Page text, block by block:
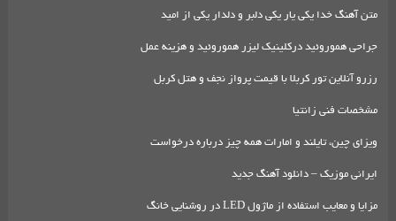
متن آهنگ خدا یکی یار یکی دلبر و دلدار یکی از امید
جراحی هموروئید درکلینیک لیزر هموروئید و هزینه عمل
رزرو آنلاین تور کربلا با قیمت پرواز نجف و هتل کربل
مشخصات فنی زانتیا
ویزای چین، تایلند و امارات همه چیز درباره درخواست
ایرانی موزیک – دانلود آهنگ جدید
مزایا و معایب استفاده از ماژول LED در روشنایی خانگ